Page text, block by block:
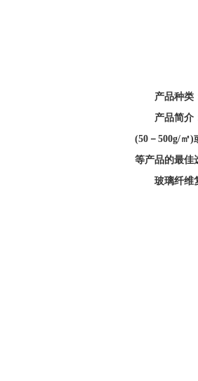
产品种类
产品简介
(50－500g/㎡
等产品的最佳
玻璃纤维